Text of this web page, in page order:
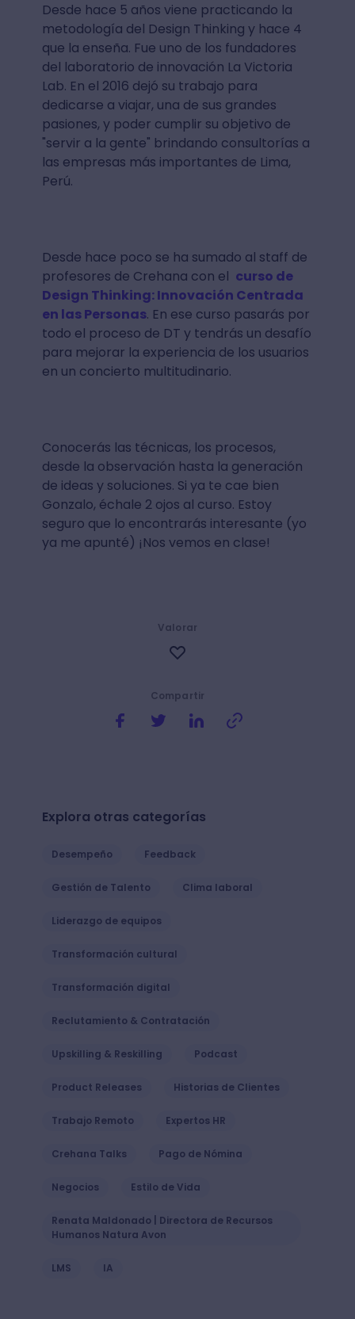
Desde hace 5 años viene practicando la
metodología del Design Thinking y hace 4
que la enseña. Fue uno de los fundadores
del laboratorio de innovación La Victoria
Lab. En el 2016 dejó su trabajo para
dedicarse a viajar, una de sus grandes
pasiones, y poder cumplir su objetivo de
"servir a la gente" brindando consultorías a
las empresas más importantes de Lima,
Perú.
Desde hace poco se ha sumado al staff de
profesores de Crehana con el curso de
Design Thinking: Innovación Centrada
en las Personas. En ese curso pasarás por
todo el proceso de DT y tendrás un desafío
para mejorar la experiencia de los usuarios
en un concierto multitudinario.
Conocerás las técnicas, los procesos,
desde la observación hasta la generación
de ideas y soluciones. Si ya te cae bien
Gonzalo, échale 2 ojos al curso. Estoy
seguro que lo encontrarás interesante (yo
ya me apunté) ¡Nos vemos en clase!
Compartir
Valorar
Explora otras categorías
Desempeño Feedback
Gestión de Talento Clima laboral
Liderazgo de equipos
Transformación cultural
Transformación digital
Reclutamiento & Contratación
Upskilling & Reskilling Podcast
Product Releases Historias de Clientes
Trabajo Remoto Expertos HR
Crehana Talks Pago de Nómina
Negocios Estilo de Vida
Renata Maldonado | Directora de Recursos
Humanos Natura Avon
LMS IA